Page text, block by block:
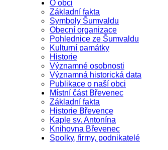
O obci
Základní fakta
Symboly Šumvaldu
Obecní organizace
Pohlednice ze Šumvaldu
Kulturní památky
Historie
Významné osobnosti
Významná historická data
Publikace o naší obci
Místní část Břevenec
Základní fakta
Historie Břevence
Kaple sv. Antonína
Knihovna Břevenec
Spolky, firmy, podnikatelé